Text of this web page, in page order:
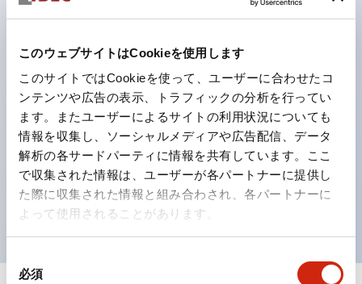
このウェブサイトはCookieを使用します
このサイトではCookieを使って、ユーザーに合わせたコ
ンテンツや広告の表示、トラフィックの分析を行ってい
ます。またユーザーによるサイトの利用状況についても
情報を収集し、ソーシャルメディアや広告配信、データ
解析の各サードパーティに情報を共有しています。ここ
で収集された情報は、ユーザーが各パートナーに提供し
た際に収集された情報と組み合わされ、各パートナーに
よって使用されることがあります。
必須
ワールドワイドなニーズに対応する各種電圧を完備。
ごとに分かれていたLED球を、1色のLED球で各色を表
現できるようにしました。
カラーユニバーサルデザインに対応。表示灯（角平形）
の点灯/消灯の認識および、点灯時のランプ色の識別が
対応。
ISO 3864-4安全色に対応。危険時や緊急事態時の色表
現がより明確・鮮明で、より多くの方が識別可能に。